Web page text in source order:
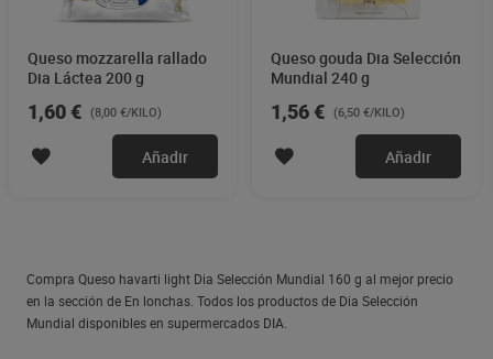
Queso mozzarella rallado
Dia Láctea 200 g
1,60 € (8,00 €/KILO)
Añadir
Queso gouda Dia Selección
Mundial 240 g
1,56 € (6,50 €/KILO)
Añadir
Compra Queso havarti light Dia Selección Mundial 160 g al mejor precio
en la sección de En lonchas. Todos los productos de Dia Selección
Mundial disponibles en supermercados DIA.